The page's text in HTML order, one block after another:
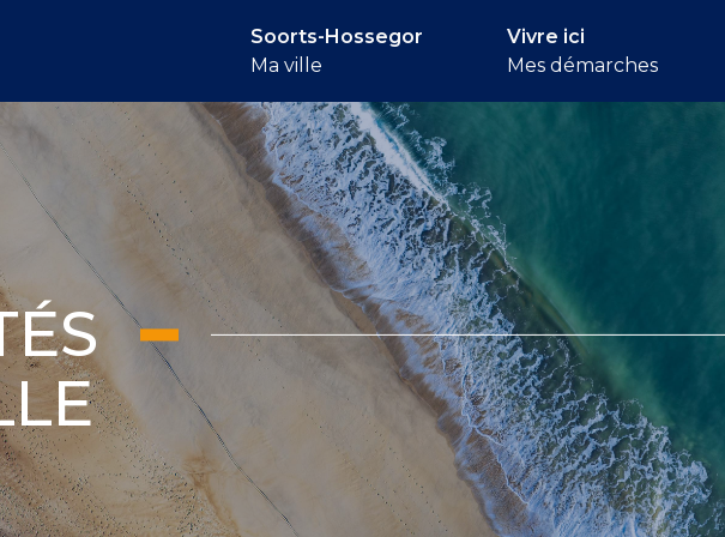
Soorts-Hossegor
Ma ville
Vivre ici
Mes démarches